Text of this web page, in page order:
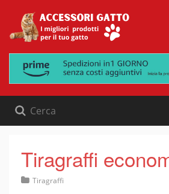
content
Tiragraffi
Tiragraffi